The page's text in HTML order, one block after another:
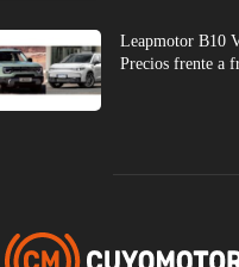
Leapmotor B10
Precios frente a